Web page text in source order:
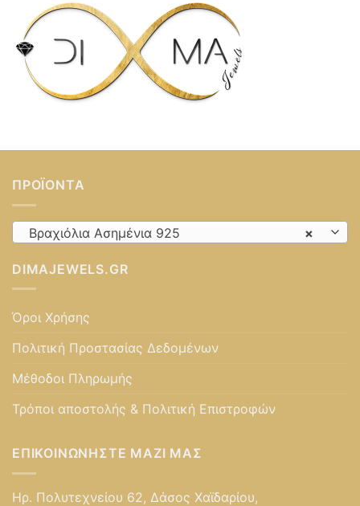
ΠΡΟΪΌΝΤΑ
×
Βραχιόλια Ασημένια 925
DIMAJEWELS.GR
Όροι Χρήσης
Πολιτική Προστασίας Δεδομένων
Μέθοδοι Πληρωμής
Τρόποι αποστολής & Πολιτική Επιστροφών
ΕΠΙΚΟΙΝΩΝΉΣΤΕ ΜΑΖΊ ΜΑΣ
Ηρ. Πολυτεχνείου 62, Δάσος Χαϊδαρίου,